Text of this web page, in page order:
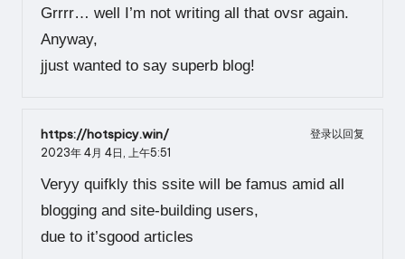
Grrrr… well I’m not writing all that ovsr again.
Anyway,
jjust wanted to say superb blog!
https://hotspicy.win/
登录以回复
2023年 4月 4日,
上午5:51
Veryy quifkly this ssite will be famus amid all
blogging and site-building users,
due to it’sgood articles